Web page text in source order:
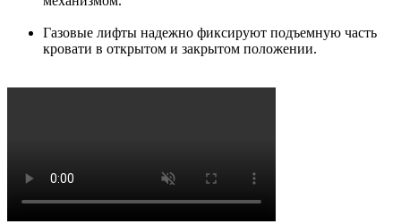
Газовые лифты надежно фиксируют подъемную часть
кровати в открытом и закрытом положении.